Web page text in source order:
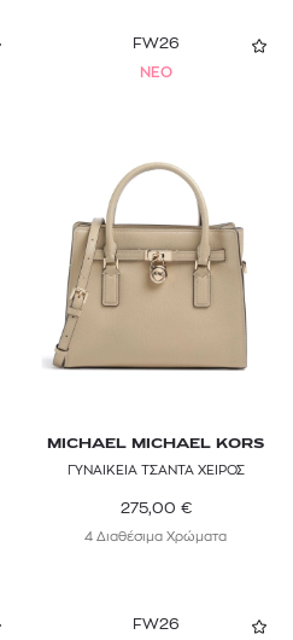
FW26
NEO
MICHAEL MICHAEL KORS
ΓΥΝΑΙΚΕΙΑ ΤΣΑΝΤΑ ΧΕΙΡΟΣ
275,00 €
4 Διαθέσιμα Χρώματα
FW26